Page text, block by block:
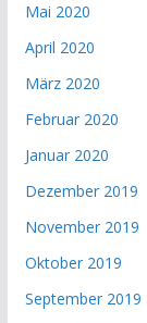
Mai 2020
April 2020
März 2020
Februar 2020
Januar 2020
Dezember 2019
November 2019
Oktober 2019
September 2019